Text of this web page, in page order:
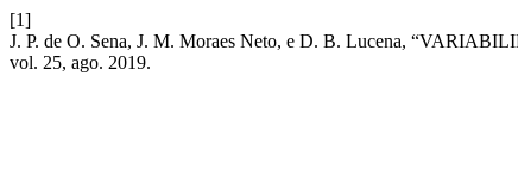
[1]
J. P. de O. Sena, J. M. Moraes Neto, e D. B. Lucena,
vol. 25, ago. 2019.